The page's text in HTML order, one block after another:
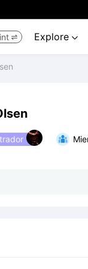
 Explore 